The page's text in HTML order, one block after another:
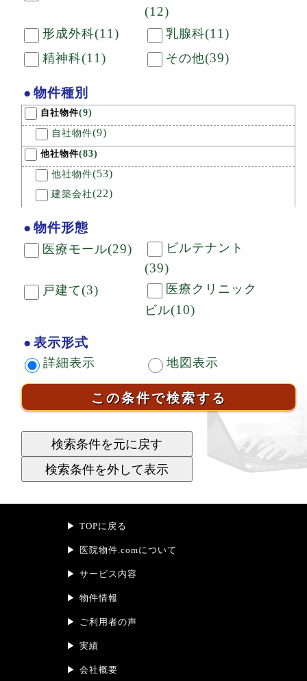
(12)
形成外科(11) 乳腺科(11)
精神科(11) その他(39)
物件種別
自社物件(9)
自社物件(9)
他社物件(83)
他社物件(53)
建築会社(22)
不動産(7)
物件形態
医療モール(29) ビルテナント
(39)
戸建て(3)
医療クリニック
ビル(10)
表示形式
詳細表示 地図表示
TOPに戻る
医院物件.comについて
サービス内容
物件情報
ご利用者の声
実績
会社概要